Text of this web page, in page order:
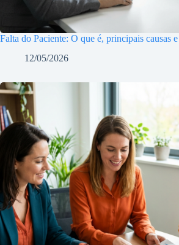
Falta do Paciente: O que é, principais causas
12/05/2026